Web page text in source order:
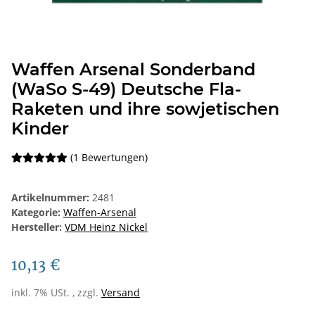
Waffen Arsenal Sonderband
(WaSo S-49) Deutsche Fla-
Raketen und ihre sowjetischen
Kinder
(1 Bewertungen)
Artikelnummer: 2481
Kategorie: Waffen-Arsenal
Hersteller: VDM Heinz Nickel
10,13 €
inkl. 7% USt. , zzgl. Versand